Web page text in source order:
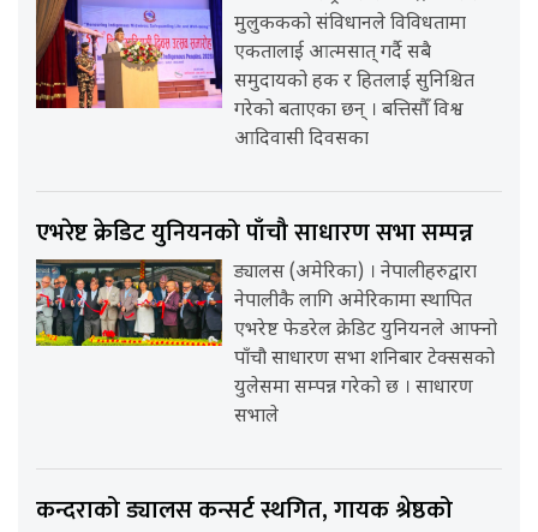
मुलुककको संविधानले विविधतामा
एकतालाई आत्मसात् गर्दै सबै
समुदायको हक र हितलाई सुनिश्चित
गरेको बताएका छन् । बत्तिसौँ विश्व
आदिवासी दिवसका
एभरेष्ट क्रेडिट युनियनको पाँचौ साधारण सभा सम्पन्न
ड्यालस (अमेरिका) । नेपालीहरुद्वारा
नेपालीकै लागि अमेरिकामा स्थापित
एभरेष्ट फेडरेल क्रेडिट युनियनले आफ्नो
पाँचौ साधारण सभा शनिबार टेक्ससको
युलेसमा सम्पन्न गरेको छ । साधारण
सभाले
कन्दराको ड्यालस कन्सर्ट स्थगित, गायक श्रेष्ठको